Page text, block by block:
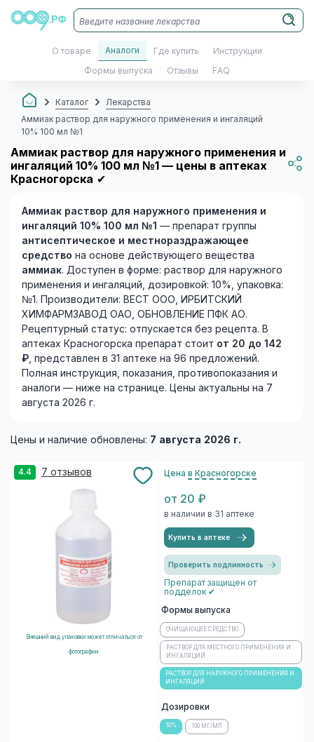
О товаре Аналоги Где купить Инструкции
Формы выпуска Отзывы FAQ
Каталог
Лекарства
Аммиак раствор для наружного применения и ингаляций
10% 100 мл №1
Аммиак раствор для наружного применения и
ингаляций 10% 100 мл №1 — цены в аптеках
Красногорска ✔
Аммиак раствор для наружного применения и
ингаляций 10% 100 мл №1 — препарат группы
антисептическое и местнораздражающее
средство на основе действующего вещества
аммиак. Доступен в форме: раствор для наружного
применения и ингаляций, дозировкой: 10%, упаковка:
№1. Производители: ВЕСТ ООО, ИРБИТСКИЙ
ХИМФАРМЗАВОД ОАО, ОБНОВЛЕНИЕ ПФК АО.
Рецептурный статус: отпускается без рецепта. В
аптеках Красногорска препарат стоит от 20 до 142
₽, представлен в 31 аптеке на 96 предложений.
Полная инструкция, показания, противопоказания и
аналоги — ниже на странице. Цены актуальны на 7
августа 2026 г.
Цены и наличие обновлены: 7 августа 2026 г.
4.4 7 отзывов
Внешний вид упаковки может отличаться от
фотографии
Цена в Красногорске
от 20 ₽
в наличии в 31 аптеке
Купить в аптеке
Проверить подлинность
Препарат защищен от
подделок ✔
Формы выпуска
ОЧИЩАЮЩЕЕ СРЕДСТВО
РАСТВОР ДЛЯ МЕСТНОГО ПРИМЕНЕНИЯ И
ИНГАЛЯЦИЙ
РАСТВОР ДЛЯ НАРУЖНОГО ПРИМЕНЕНИЯ И
ИНГАЛЯЦИЙ
Дозировки
10% 100 МГ/МЛ